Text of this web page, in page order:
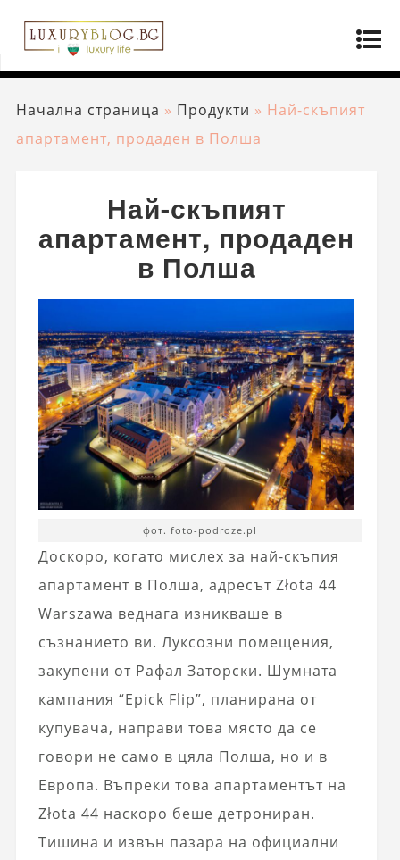
Начална страница » Продукти » Най-скъпият
апартамент, продаден в Полша
Най-скъпият
апартамент, продаден
в Полша
фот. foto-podroze.pl
Доскоро, когато мислех за най-скъпия
апартамент в Полша, адресът Złota 44
Warszawa веднага изникваше в
съзнанието ви. Луксозни помещения,
закупени от Рафал Заторски. Шумната
кампания “Epick Flip”, планирана от
купувача, направи това място да се
говори не само в цяла Полша, но и в
Европа. Въпреки това апартаментът на
Złota 44 наскоро беше детрониран.
Тишина и извън пазара на официални